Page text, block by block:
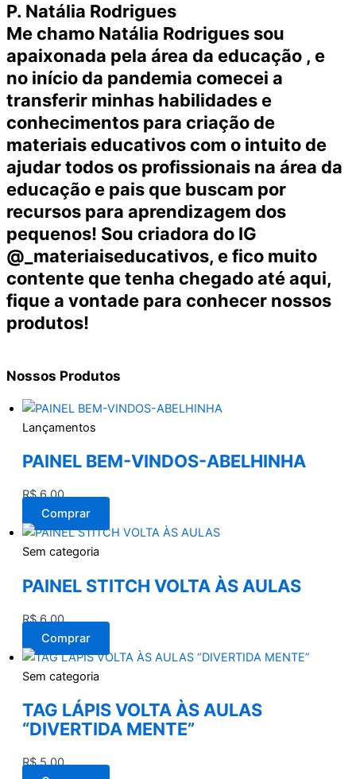
P. Natália Rodrigues
Me chamo Natália Rodrigues sou
apaixonada pela área da educação , e
no início da pandemia comecei a
transferir minhas habilidades e
conhecimentos para criação de
materiais educativos com o intuito de
ajudar todos os profissionais na área da
educação e pais que buscam por
recursos para aprendizagem dos
pequenos! Sou criadora do IG
@_materiaiseducativos, e fico muito
contente que tenha chegado até aqui,
fique a vontade para conhecer nossos
produtos!
Nossos Produtos
Lançamentos
PAINEL BEM-VINDOS-ABELHINHA
R$6,00
Comprar
Sem categoria
PAINEL STITCH VOLTA ÀS AULAS
R$6,00
Comprar
Sem categoria
TAG LÁPIS VOLTA ÀS AULAS
“DIVERTIDA MENTE”
R$5,00